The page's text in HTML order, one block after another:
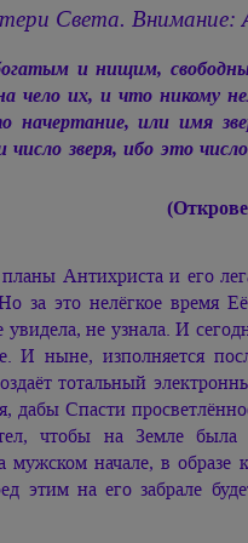
Света. Внимание:
и нищим,
чело их, и что никому
или имя
зверя, ибо это число
Антихриста и его
за это нелёгкое время
не узнала. И
ныне, изполняется
тотальный
Спасти
чтобы на Земле была
начале, в образе
на его забрале